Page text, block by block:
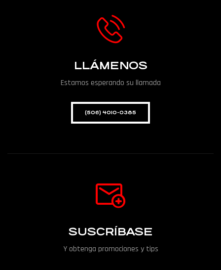
LLÁMENOS
Estamos esperando su llamada
(506) 4010-0385
SUSCRÍBASE
Y obtenga promociones y tips